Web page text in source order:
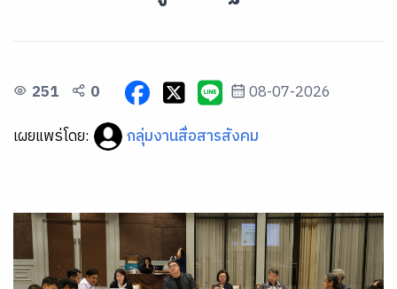
251 0
08-07-2026
เผยแพร่โดย:
กลุ่มงานสื่อสารสังคม